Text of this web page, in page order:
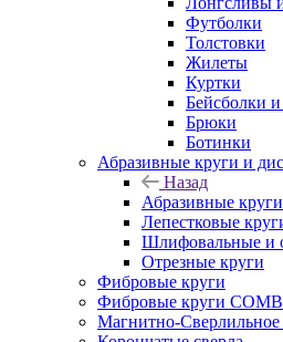
Футболки
Толстовки
Жилеты
Куртки
Бейсболки
Брюки
Ботинки
Абразивные круги и
Назад
Абразивные
Лепестковые
Шлифовальные и
Отрезные круги
Фибровые круги
Фибровые круги
Магнитно-Сверлильное